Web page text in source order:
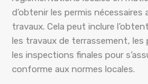
d’obtenir les permis
travaux. Cela peut inclure
les travaux de terrassement,
les inspections finales pour
conforme aux normes locales.